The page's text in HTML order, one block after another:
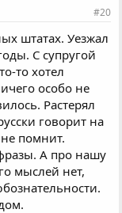
#20
штатах. Уезжал
С супругой
то хотел
особо не
Растерял
говорит на
помнит.
А про нашу
мыслей нет,